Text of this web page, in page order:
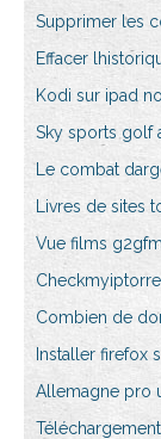
Supprimer les
Effacer
Kodi sur ipad
Sky sports golf
Le combat
Livres de sites
Vue films g2gfm
Combien de
Installer firefox
Allemagne pro